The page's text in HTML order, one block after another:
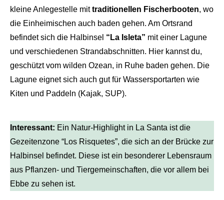
kleine Anlegestelle mittraditionellen Fischerbooten, wo
die Einheimischen auch baden gehen. Am Ortsrand
befindet sich die Halbinsel “La Isleta” mit einer Lagune
und verschiedenen Strandabschnitten. Hier kannst du,
geschützt vom wilden Ozean, in Ruhe baden gehen. Die
Lagune eignet sich auch gut für Wassersportarten wie
Kiten und Paddeln (Kajak, SUP).
Interessant: Ein Natur-Highlight in La Santa ist die
Gezeitenzone “Los Risquetes”, die sich an der Brücke zur
Halbinsel befindet. Diese ist ein besonderer Lebensraum
aus Pflanzen- und Tiergemeinschaften, die vor allem bei
Ebbe zu sehen ist.